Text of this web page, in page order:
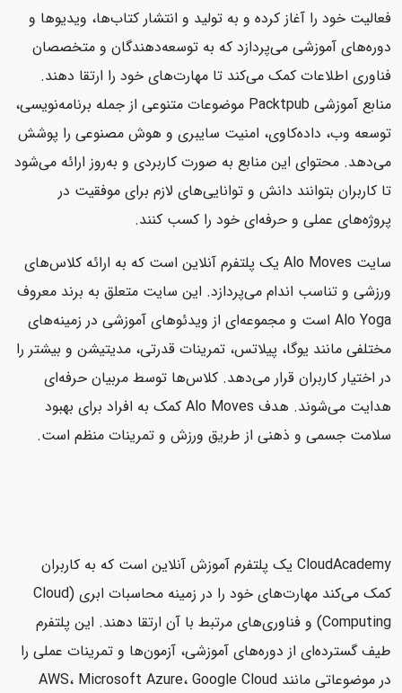
فعالیت خود را آغاز کرده و به تولید و انتشار کتاب‌ها، ویدیوها و
دوره‌های آموزشی می‌پردازد که به توسعه‌دهندگان و متخصصان
فناوری اطلاعات کمک می‌کند تا مهارت‌های خود را ارتقا دهند.
منابع آموزشی Packtpub موضوعات متنوعی از جمله برنامه‌نویسی،
توسعه وب، داده‌کاوی، امنیت سایبری و هوش مصنوعی را پوشش
می‌دهد. محتوای این منابع به صورت کاربردی و به‌روز ارائه می‌شود
تا کاربران بتوانند دانش و توانایی‌های لازم برای موفقیت در
پروژه‌های عملی و حرفه‌ای خود را کسب کنند.
سایت Alo Moves یک پلتفرم آنلاین است که به ارائه کلاس‌های
ورزشی و تناسب اندام می‌پردازد. این سایت متعلق به برند معروف
Alo Yoga است و مجموعه‌ای از ویدئوهای آموزشی در زمینه‌های
مختلفی مانند یوگا، پیلاتس، تمرینات قدرتی، مدیتیشن و بیشتر را
در اختیار کاربران قرار می‌دهد. کلاس‌ها توسط مربیان حرفه‌ای
هدایت می‌شوند. هدف Alo Moves کمک به افراد برای بهبود
سلامت جسمی و ذهنی از طریق ورزش و تمرینات منظم است.
CloudAcademy یک پلتفرم آموزش آنلاین است که به کاربران
کمک می‌کند مهارت‌های خود را در زمینه محاسبات ابری (Cloud
Computing) و فناوری‌های مرتبط با آن ارتقا دهند. این پلتفرم
طیف گسترده‌ای از دوره‌های آموزشی، آزمون‌ها و تمرینات عملی را
در موضوعاتی مانند AWS، Microsoft Azure، Google Cloud